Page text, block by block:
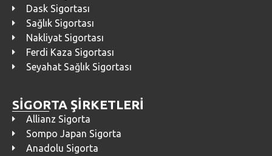
Dask Sigortası
Sağlık Sigortası
Nakliyat Sigortası
Ferdi Kaza Sigortası
Seyahat Sağlık Sigortası
SİGORTA ŞİRKETLERİ
Allianz Sigorta
Sompo Japan Sigorta
Anadolu Sigorta